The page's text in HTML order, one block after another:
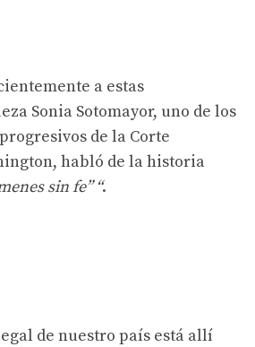
a estas
Sonia Sotomayor, uno de los
de la Corte
habló de la historia
sin fe” “.
de nuestro país está allí